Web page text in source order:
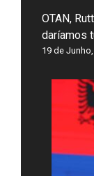
OTAN,
daríamos
19 de